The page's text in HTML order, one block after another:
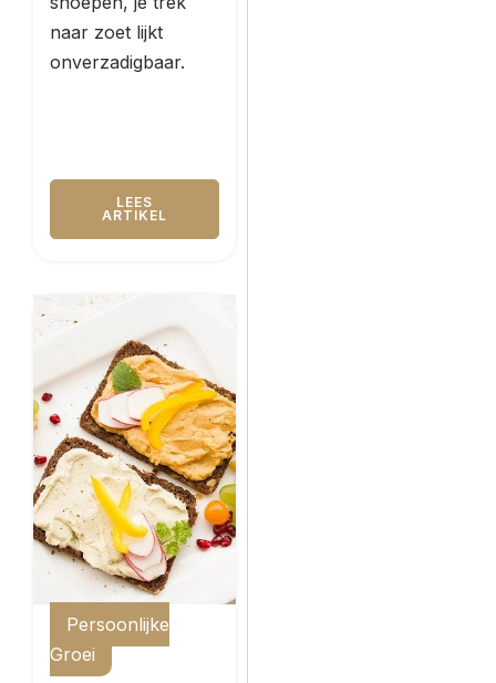
naar zoet lijkt
onverzadigbaar.
LEES
ARTIKEL
Persoonlijke
Groei